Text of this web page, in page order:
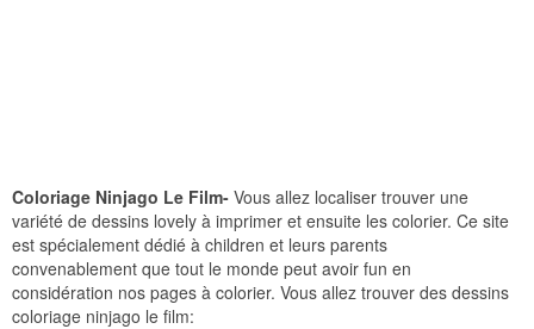
Coloriage Ninjago Le Film- Vous allez localiser trouver une
variété de dessins lovely à imprimer et ensuite les colorier. Ce site
est spécialement dédié à children et leurs parents
convenablement que tout le monde peut avoir fun en
considération nos pages à colorier. Vous allez trouver des dessins
coloriage ninjago le film: